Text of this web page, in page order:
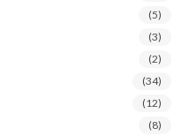
(5)
(3)
(2)
(34)
(12)
(8)